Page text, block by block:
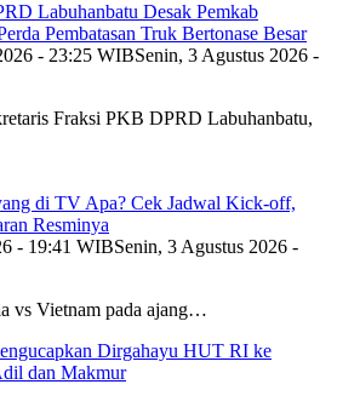
Labuhanbatu Desak Pemkab
Pembatasan Truk Bertonase Besar
- 23:25 WIBSenin, 3 Agustus 2026 -
Fraksi PKB DPRD Labuhanbatu,
di TV Apa? Cek Jadwal Kick-off,
Resminya
- 19:41 WIBSenin, 3 Agustus 2026 -
vs Vietnam pada ajang…